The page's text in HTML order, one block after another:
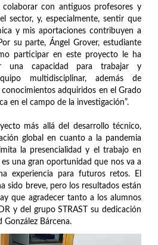
con antiguos profesores y
sector, y, especialmente, sentir que
y mis aportaciones contribuyen a
su parte, Ángel Grover, estudiante
participar en este proyecto le ha
una capacidad para trabajar y
multidisciplinar, además de
adquiridos en el Grado
en el campo de la investigación”.
más allá del desarrollo técnico,
global en cuanto a la pandemia
la presencialidad y el trabajo en
una gran oportunidad que nos va a
experiencia para futuros retos. El
sido breve, pero los resultados están
que agradecer tanto a los alumnos
y del grupo STRAST su dedicación
González Bárcena.